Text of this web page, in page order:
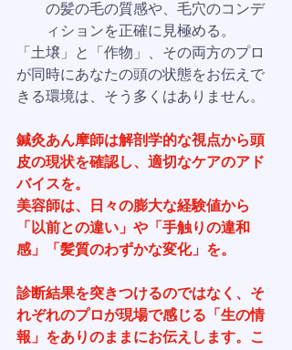
の髪の毛の質感や、毛穴のコンデ
ィションを正確に見極める。
「土壌」と「作物」、その両方のプロ
が同時にあなたの頭の状態をお伝えで
きる環境は、そう多くはありません。
鍼灸あん摩師は解剖学的な視点から頭
皮の現状を確認し、適切なケアのアド
バイスを。
美容師は、日々の膨大な経験値から
「以前との違い」や「手触りの違和
感」「髪質のわずかな変化」を。
診断結果を突きつけるのではなく、そ
れぞれのプロが現場で感じる「生の情
報」をありのままにお伝えします。こ